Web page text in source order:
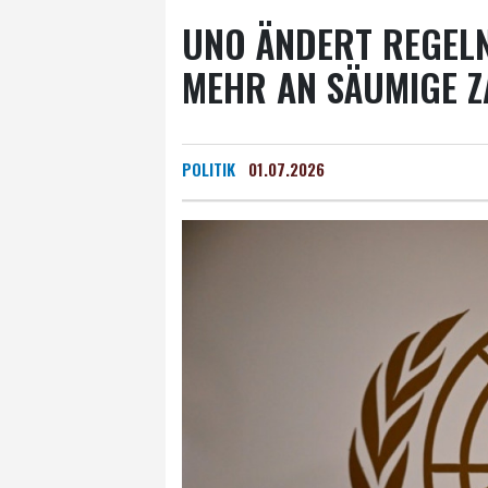
UNO ÄNDERT
MEHR AN SÄUMIGE
POLITIK 01.07.2026